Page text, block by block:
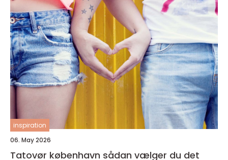
inspiration
06. May 2026
Tatovør københavn sådan vælger du det